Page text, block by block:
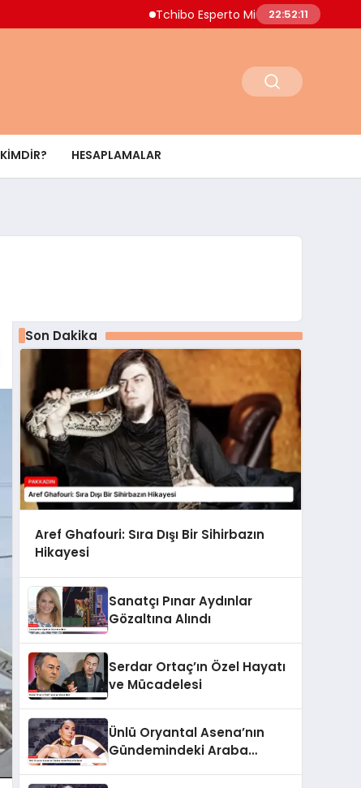
Tchibo Esperto Mini Kahve Makinesinde
22:52:12
KIMDIR? HESAPLAMALAR
Son Dakika
Aref Ghafouri: Sıra Dışı Bir Sihirbazın
Hikayesi
Sanatçı Pınar Aydınlar
Gözaltına Alındı
Serdar Ortaç’ın Özel Hayatı
ve Mücadelesi
Ünlü Oryantal Asena’nın
Gündemindeki Araba